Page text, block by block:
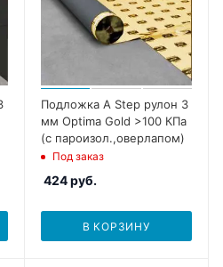
Подложка A Step рулон 3
мм Optima Gold >100 КПа
(с пароизол.,оверлапом)
Под заказ
424руб.
В КОРЗИНУ